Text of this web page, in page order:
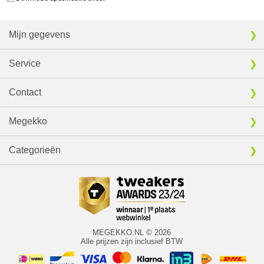
Mijn gegevens
Service
Contact
Megekko
Categorieën
MEGEKKO.NL © 2026
Alle prijzen zijn inclusief BTW